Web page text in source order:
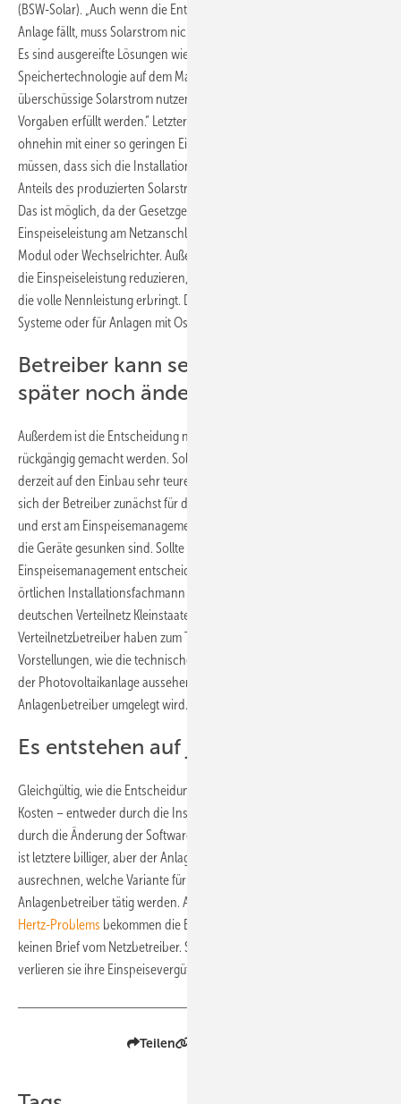
(BSW-Solar). „Auch wenn die Entscheidung auf die Kappung der
Anlage fällt, muss Solarstrom nicht zwangsläufig ungenutzt verpuffen.
Es sind ausgereifte Lösungen wie intelligente Steuertechnik und
Speichertechnologie auf dem Markt, mit denen sich der
überschüssige Solarstrom nutzen lässt und zugleich die gesetzlichen
Vorgaben erfüllt werden.“ Letzteres gilt vor allem für neue Anlagen, die
ohnehin mit einer so geringen Einspeisevergütung zurechtkommen
müssen, dass sich die Installation nur noch über den Verbrauch eines
Anteils des produzierten Solarstroms im eigenen Gebäude rechnet.
Das ist möglich, da der Gesetzgeber die Reduzierung der
Einspeiseleistung am Netzanschlusspunkt vorsieht und nicht am
Modul oder Wechselrichter. Außerdem rechnet es sich für Betreiber
die Einspeiseleistung reduzieren, wenn deren Anlage sowieso nicht
die volle Nennleistung erbringt. Das gilt für ungünstig verschattete
Systeme oder für Anlagen mit Ost- oder Westausrichtung.
Betreiber kann seine Entscheidung
später noch ändern
Außerdem ist die Entscheidung nicht endgültig. Sie kann jederzeit
rückgängig gemacht werden. Sollte der Netzbetreiber zum Beispiel
derzeit auf den Einbau sehr teurer Fernabschaltgeräte bestehen, kann
sich der Betreiber zunächst für die Leistungsreduzierung entscheiden
und erst am Einspeisemanagement teilnehmen, wenn die Kosten für
die Geräte gesunken sind. Sollte sich der Betreiber für das
Einspeisemanagement entscheiden, rät der BSW-Solar, sich an den
örtlichen Installationsfachmann zu wenden. Schließlich herrscht im
deutschen Verteilnetz Kleinstaaterei. Die mehr als 900
Verteilnetzbetreiber haben zum Teil sehr unterschiedliche
Vorstellungen, wie die technischen Ausrüstungen zur Fernsteuerung
der Photovoltaikanlage aussehen soll und wie die Ausrüstung auf die
Anlagenbetreiber umgelegt wird.
Es entstehen auf jeden Fall Kosten
Gleichgültig, wie die Entscheidung ausfällt, es entstehen auf jeden Fall
Kosten – entweder durch die Installation einer Fernsteuerung oder
durch die Änderung der Softwareeinstellung am Wechselrichter. Zwar
ist letztere billiger, aber der Anlagenbetreiber sollte sich vorher
ausrechnen, welche Variante für ihn günstiger ist. Außerdem muss der
Anlagenbetreiber tätig werden. Anders als bei der Lösung des
Hertz-Problems bekommen die Besitzer von Solarstromgeneratoren
keinen Brief vom Netzbetreiber. Sie müssen selbst tätig werden, sonst
verlieren sie ihre Einspeisevergütung. (Sven Ullrich)
Teilen